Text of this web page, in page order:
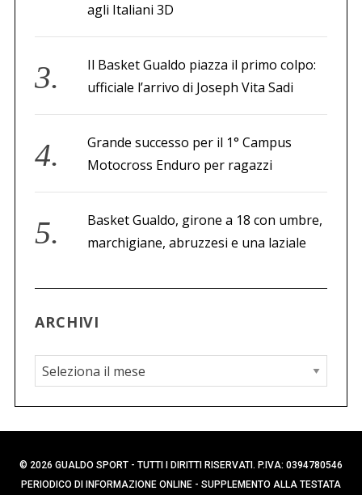
agli Italiani 3D
Il Basket Gualdo piazza il primo colpo:
ufficiale l’arrivo di Joseph Vita Sadi
Grande successo per il 1° Campus
Motocross Enduro per ragazzi
Basket Gualdo, girone a 18 con umbre,
marchigiane, abruzzesi e una laziale
ARCHIVI
A
r
c
h
i
v
© 2026 GUALDO SPORT - TUTTI I DIRITTI RISERVATI. P.IVA: 0394780546
PERIODICO DI INFORMAZIONE ONLINE - SUPPLEMENTO ALLA TESTATA